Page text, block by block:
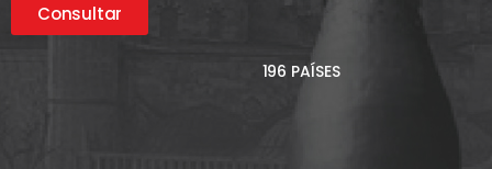
Consultar
196 PAÍSES